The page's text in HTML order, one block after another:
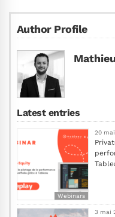
Author Profile
Latest entries
Webinars
20 mai
3 mai